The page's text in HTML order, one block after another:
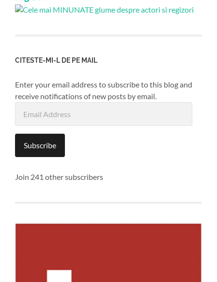
CITESTE-MI-L DE PE MAIL
Enter your email address to subscribe to this blog and
receive notifications of new posts by email.
Address
Subscribe
Join 241 other subscribers